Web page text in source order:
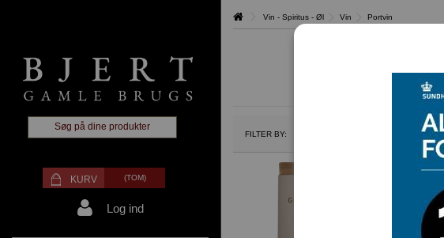
KURV (TOM)
Log ind
Vin - Spiritus - Øl Vin Portvin
FILTER BY: